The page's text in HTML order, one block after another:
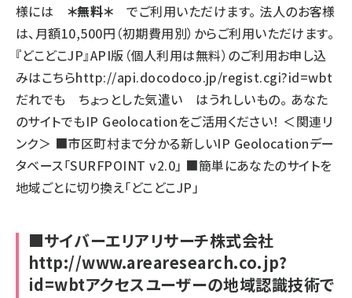
様には ＊無料＊ でご利用いただけます。 法人のお客様
は、月額10,500円（初期費用別）からご利用いただけます。
『どこどこJP』API版（個人利用は無料）のご利用お申し込
みはこちらhttp://api.docodoco.jp/regist.cgi?id=wbt
だれでも ちょっとした気遣い はうれしいもの。 あなた
のサイトでもIP Geolocationをご活用ください！ ＜関連リ
ンク＞ ■市区町村まで分かる新しいIP Geolocationデー
タベース「SURFPOINT v2.0」 ■簡単にあなたのサイトを
地域ごとに切り換え「どこどこJP」
■サイバーエリアリサーチ株式会社
http://www.arearesearch.co.jp?
id=wbtアクセスユーザーの地域認識技術で